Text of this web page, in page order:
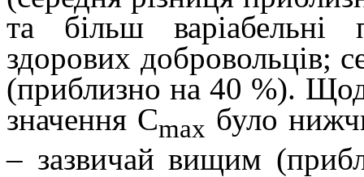
та більш варіабельні
здорових добровольців;
(приблизно на 40 %).
значення Cmax було
– зазвичай вищим